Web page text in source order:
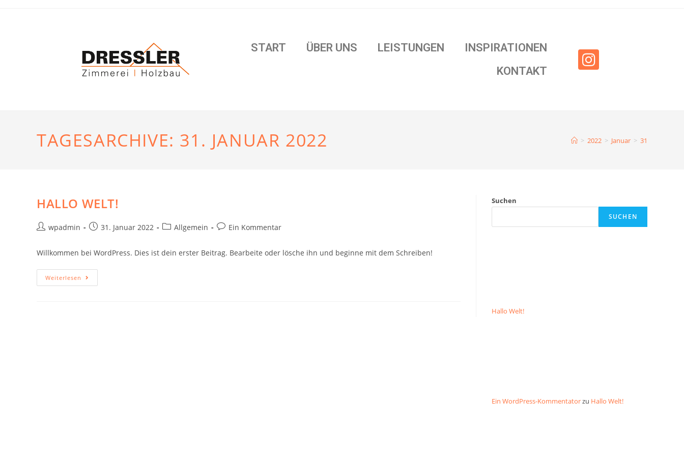
START ÜBER UNS LEISTUNGEN
INSPIRATIONEN
KONTAKT
TAGESARCHIVE: 31. JANUAR 2022 > 2022 > Januar > 31
HALLO WELT!
wpadmin 31. Januar 2022 Allgemein Ein Kommentar
Willkommen bei WordPress. Dies ist dein erster Beitrag. Bearbeite oder lösche ihn und beginne mit dem Schreiben!
Weiterlesen
Suchen
SUCHEN
Hallo Welt!
Ein WordPress-Kommentatorzu Hallo Welt!